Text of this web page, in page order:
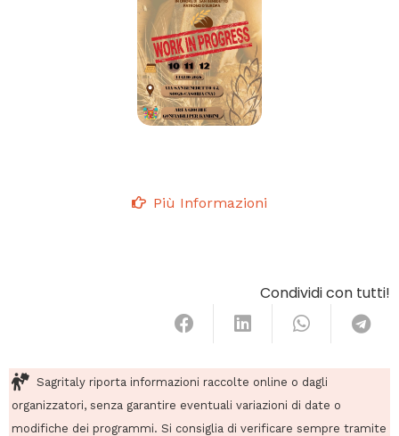
Più Informazioni
Condividi con tutti!
Sagritaly riporta informazioni raccolte online o dagli
organizzatori, senza garantire eventuali variazioni di date o
modifiche dei programmi. Si consiglia di verificare sempre tramite